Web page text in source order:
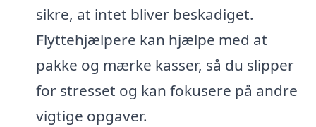
sikre, at intet bliver beskadiget.
Flyttehjælpere kan hjælpe med at
pakke og mærke kasser, så du slipper
for stresset og kan fokusere på andre
vigtige opgaver.